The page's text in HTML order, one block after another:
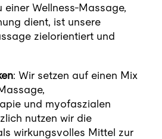
einer Wellness-Massage,
dient, ist unsere
zielorientiert und
: Wir setzen auf einen Mix
und myofaszialen
nutzen wir die
wirkungsvolles Mittel zur